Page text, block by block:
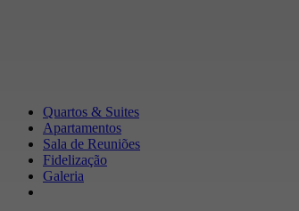
Quartos & Suites
Apartamentos
Sala de Reuniões
Fidelização
Galeria